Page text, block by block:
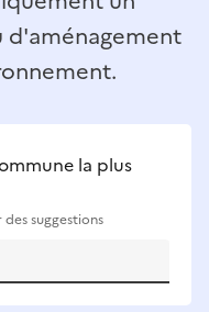
la plus
suggestions